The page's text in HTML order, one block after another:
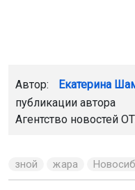
Автор: Екатерина
публикации автора
Агентство новостей
зной жара